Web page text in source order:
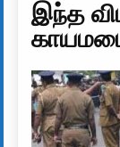
இந்த